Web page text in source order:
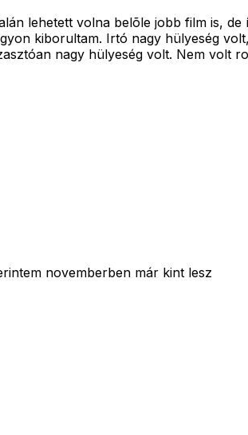
lehetett volna belõle jobb film is, de
kiborultam. Irtó nagy hülyeség
nagy hülyeség volt. Nem volt
novemberben már kint lesz